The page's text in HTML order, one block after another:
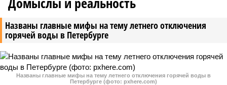
Названы главные мифы на тему летнего отключения
горячей воды в Петербурге
Названы главные мифы на тему летнего отключения горячей воды в
Петербурге (фото: pxhere.com)